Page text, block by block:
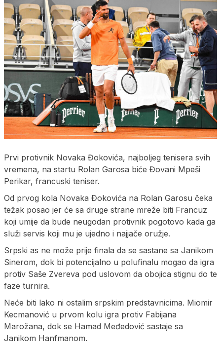
Prvi protivnik Novaka Đokovića, najboljeg tenisera svih
vremena, na startu Rolan Garosa biće Đovani Mpeši
Perikar, francuski teniser.
Od prvog kola Novaka Đokovića na Rolan Garosu čeka
težak posao jer će sa druge strane mreže biti Francuz
koji umije da bude neugodan protivnik pogotovo kada ga
služi servis koji mu je ujedno i najjače oružje.
Srpski as ne može prije finala da se sastane sa Јanikom
Sinerom, dok bi potencijalno u polufinalu mogao da igra
protiv Saše Zvereva pod uslovom da obojica stignu do te
faze turnira.
Neće biti lako ni ostalim srpskim predstavnicima. Miomir
Kecmanović u prvom kolu igra protiv Fabijana
Marožana, dok se Hamad Međedović sastaje sa
Јanikom Hanfmanom.